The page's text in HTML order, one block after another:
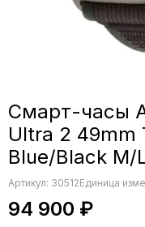
Смарт-часы
Ultra 2 49mm
Blue/Black M/
Артикул: 30512Единица
94 900 ₽